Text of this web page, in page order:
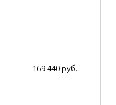
169 440 руб.